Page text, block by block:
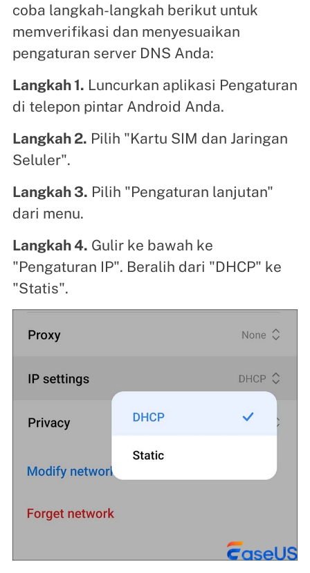
coba langkah-langkah berikut untuk
memverifikasi dan menyesuaikan
pengaturan server DNS Anda:
Langkah 1. Luncurkan aplikasi Pengaturan
di telepon pintar Android Anda.
Langkah 2. Pilih "Kartu SIM dan Jaringan
Seluler".
Langkah 3. Pilih "Pengaturan lanjutan"
dari menu.
Langkah 4. Gulir ke bawah ke
"Pengaturan IP". Beralih dari "DHCP" ke
"Statis".